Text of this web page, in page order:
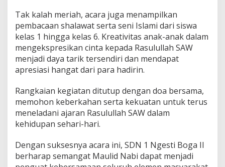
Tak kalah meriah, acara juga menampilkan
pembacaan shalawat serta seni Islami dari siswa
kelas 1 hingga kelas 6. Kreativitas anak-anak dalam
mengekspresikan cinta kepada Rasulullah SAW
menjadi daya tarik tersendiri dan mendapat
apresiasi hangat dari para hadirin.
Rangkaian kegiatan ditutup dengan doa bersama,
memohon keberkahan serta kekuatan untuk terus
meneladani ajaran Rasulullah SAW dalam
kehidupan sehari-hari.
Dengan suksesnya acara ini, SDN 1 Ngesti Boga II
berharap semangat Maulid Nabi dapat menjadi